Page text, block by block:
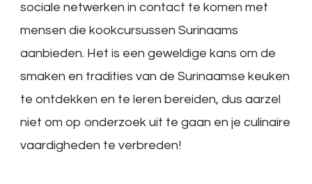
sociale netwerken in contact te komen met
mensen die kookcursussen Surinaams
aanbieden. Het is een geweldige kans om de
smaken en tradities van de Surinaamse keuken
te ontdekken en te leren bereiden, dus aarzel
niet om op onderzoek uit te gaan en je culinaire
vaardigheden te verbreden!